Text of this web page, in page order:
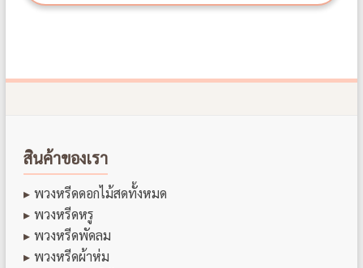
สินค้าของเรา
พวงหรีดดอกไม้สดทั้งหมด
พวงหรีดหรู
พวงหรีดพัดลม
พวงหรีดผ้าห่ม